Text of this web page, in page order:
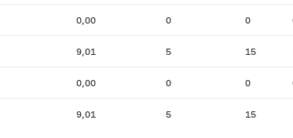
0,00 0 0
9,01 5 15
0,00 0 0
9,01 5 15